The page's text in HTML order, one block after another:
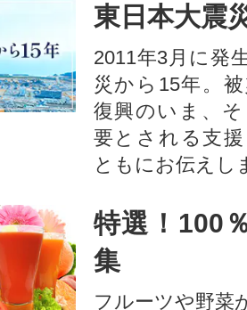
東日本大震
2011年3月に発
災から15年。
復興のいま、
要とされる支
ともにお伝えし
特選！100
集
フルーツや野菜